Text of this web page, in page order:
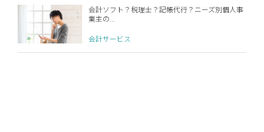
会計ソフト？税理士？記帳代行？ニーズ別個人事
業主の...
会計サービス